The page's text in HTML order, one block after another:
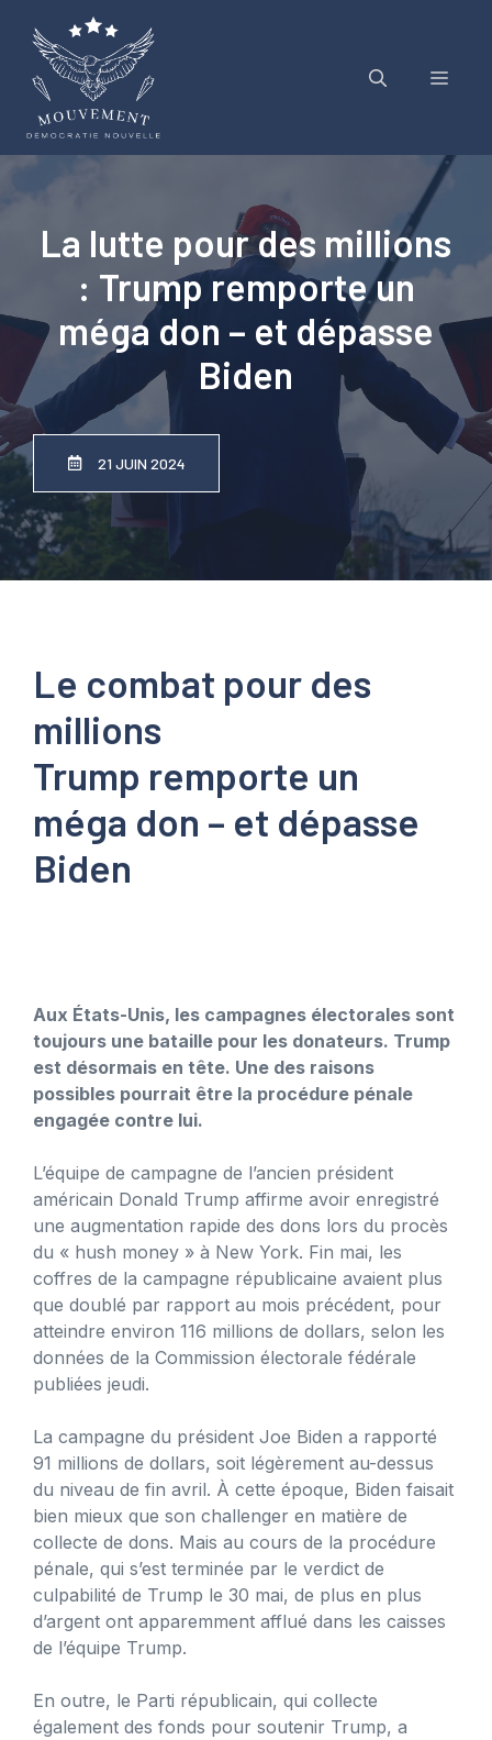
contenu
Menu
La lutte pour des millions
: Trump remporte un
méga don – et dépasse
Biden
21 JUIN 2024
Le combat pour des
millions
Trump remporte un
méga don – et dépasse
Biden
Aux États-Unis, les campagnes électorales sont
toujours une bataille pour les donateurs. Trump
est désormais en tête. Une des raisons
possibles pourrait être la procédure pénale
engagée contre lui.
L’équipe de campagne de l’ancien président
américain Donald Trump affirme avoir enregistré
une augmentation rapide des dons lors du procès
du « hush money » à New York. Fin mai, les
coffres de la campagne républicaine avaient plus
que doublé par rapport au mois précédent, pour
atteindre environ 116 millions de dollars, selon les
données de la Commission électorale fédérale
publiées jeudi.
La campagne du président Joe Biden a rapporté
91 millions de dollars, soit légèrement au-dessus
du niveau de fin avril. À cette époque, Biden faisait
bien mieux que son challenger en matière de
collecte de dons. Mais au cours de la procédure
pénale, qui s’est terminée par le verdict de
culpabilité de Trump le 30 mai, de plus en plus
d’argent ont apparemment afflué dans les caisses
de l’équipe Trump.
En outre, le Parti républicain, qui collecte
également des fonds pour soutenir Trump, a